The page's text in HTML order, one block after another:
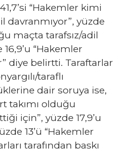
“Hakemler kimi
davranmıyor”, yüzde
maçta tarafsız/adil
“Hakemler
diye belirtti. Taraftarlar
taraflı
dair soruya ise,
takımı olduğu
için”, yüzde 17,9’u
13’ü “Hakemler
tarafından baskı